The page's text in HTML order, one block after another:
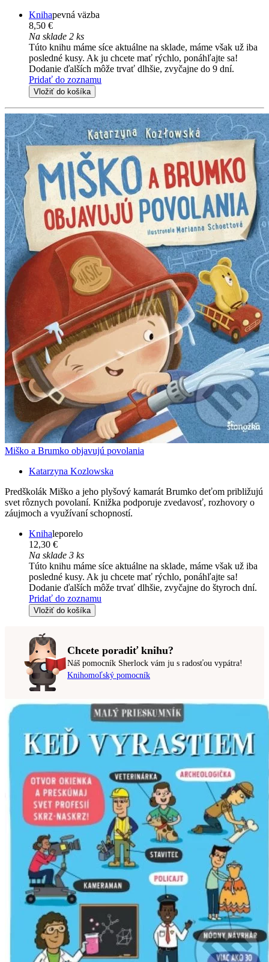
Knihapevná väzba
8,50 €
Na sklade 2 ks
Túto knihu máme síce aktuálne na sklade, máme však už iba
posledné kusy. Ak ju chcete mať rýchlo, ponáhľajte sa!
Dodanie ďalších môže trvať dlhšie, zvyčajne do 9 dní.
Pridať do zoznamu
Vložiť do košíka
Miško a Brumko objavujú povolania
Katarzyna Kozlowska
Predškolák Miško a jeho plyšový kamarát Brumko deťom približujú
svet rôznych povolaní. Knižka podporuje zvedavosť, rozhovory o
záujmoch a využívaní schopností.
Knihaleporelo
12,30 €
Na sklade 3 ks
Túto knihu máme síce aktuálne na sklade, máme však už iba
posledné kusy. Ak ju chcete mať rýchlo, ponáhľajte sa!
Dodanie ďalších môže trvať dlhšie, zvyčajne do štyroch dní.
Pridať do zoznamu
Vložiť do košíka
Chcete poradiť knihu?
Náš pomocník Sherlock vám ju s radosťou vypátra!
Knihomoľský pomocník